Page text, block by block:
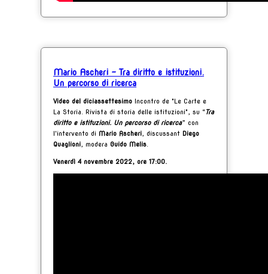
Mario Ascheri - Tra diritto e istituzioni.
Un percorso di ricerca
Video del diciassettesimo Incontro de "Le Carte e
La Storia. Rivista di storia delle istituzioni", su “Tra
diritto e istituzioni. Un percorso di ricerca” con
l'intervento di Mario Ascheri, discussant Diego
Quaglioni, modera Guido Melis
Venerdì 4 novembre 2022, ore 17:00.